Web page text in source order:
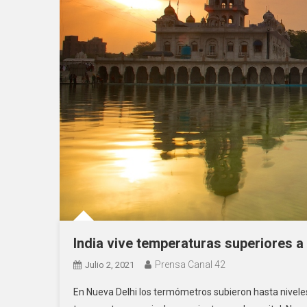
India vive temperaturas superiores a
Julio 2, 2021 Prensa Canal 42
En Nueva Delhi los termómetros subieron hasta